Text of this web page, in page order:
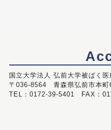
国立大学法人 弘前大学被ばく
〒036-8564 青森県弘前市本町
TEL：0172-39-5401 FAX：